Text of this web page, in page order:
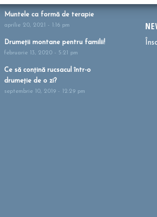
Muntele ca formă de terapie
aprilie 20, 2021 - 1:16 pm
Drumeții montane pentru familii!
februarie 13, 2020 - 5:21 pm
Ce să conțină rucsacul într-o
drumeție de o zi?
septembrie 10, 2019 - 12:29 pm